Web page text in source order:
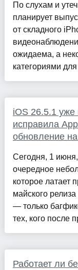
По слухам и
планирует
от складного
ожидаема, а
категориями для
iOS 26.5.1
исправила
обновление
Сегодня, 1
очередное
которое латает
майского
— только
тех, кого после
Работает ли